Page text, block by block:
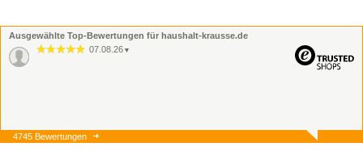
Ausgewählte Top-Bewertungen für haushalt-krausse.de
07.08.26 ▼
07.08.26 ▼
4745 Bewertungen